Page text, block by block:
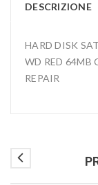
DESCRIZIONE
HARD DISK
WD RED 64MB
REPAIR